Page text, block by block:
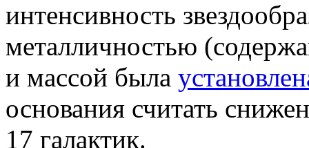
интенсивность
металличностью
и массой была
основания считать
17 галактик.